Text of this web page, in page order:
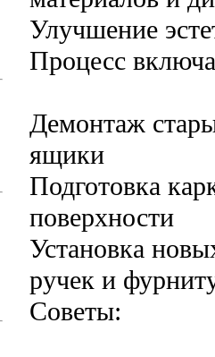
Улучшение
Процесс
Демонтаж
ящики
Подготовка
поверхности
Установка
ручек и
Советы: